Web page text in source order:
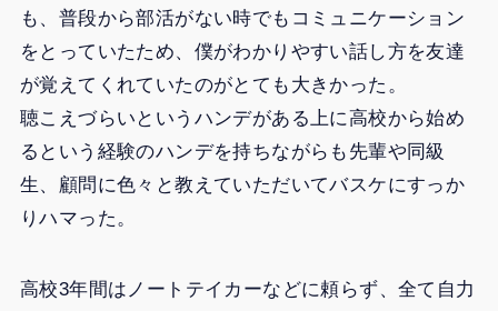
も、普段から部活がない時でもコミュニケーション
をとっていたため、僕がわかりやすい話し方を友達
が覚えてくれていたのがとても大きかった。
聴こえづらいというハンデがある上に高校から始め
るという経験のハンデを持ちながらも先輩や同級
生、顧問に色々と教えていただいてバスケにすっか
りハマった。
高校3年間はノートテイカーなどに頼らず、全て自力